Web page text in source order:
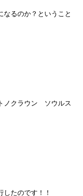
なるのか？ ということ
ノクラウン ソウルス
たのです！！